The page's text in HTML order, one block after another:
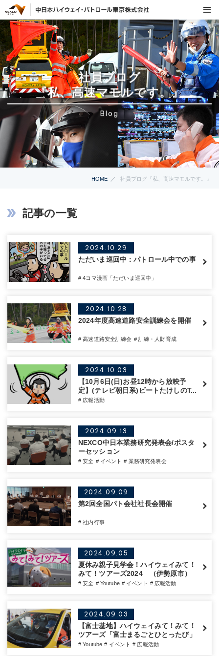
社員ブログ
『私、高速マモルです。』
Blog
HOME 社員ブログ『私、高速マモルです。』
記事の一覧
2024.10.29
ただいま巡回中：パトロール中での事
# 4コマ漫画「ただいま巡回中」
2024.10.28
2024年度高速道路安全訓練会を開催
# 高速道路安全訓練会 # 訓練・人財育成
2024.10.03
【10月6日(日)お昼12時から放映予
定】(テレビ朝日系)ビートたけしのT...
# 広報活動
2024.09.13
NEXCO中日本業務研究発表会/ポスタ
ーセッション
# 安全 # イベント # 業務研究発表会
2024.09.09
第2回全国パト会社社長会開催
# 社内行事
2024.09.05
夏休み親子見学会！ハイウェイみて！
みて！ツアーズ2024 （伊勢原市）
# 安全 # Youtube # イベント # 広報活動
2024.09.03
【富士基地】ハイウェイみて！みて！
ツアーズ「富士まるごとひとったび」
# Youtube # イベント # 広報活動